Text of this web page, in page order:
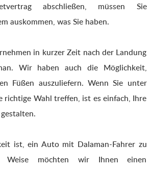
abschließen, müssen Sie
auskommen, was Sie haben.
in kurzer Zeit nach der Landung
Wir haben auch die Möglichkeit,
Füßen auszuliefern. Wenn Sie unter
richtige Wahl treffen, ist es einfach, Ihre
ist, ein Auto mit Dalaman-Fahrer zu
Weise möchten wir Ihnen einen